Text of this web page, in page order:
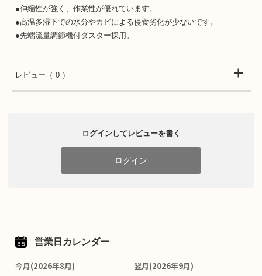
●伸縮性が強く、作業性が優れています。
●高温多湿下での水分やカビによる侵食劣化が少ないです。
●先端流量調節機付ダスター採用。
レビュー （ 0 ）
ログインしてレビューを書く
ログイン
営業日カレンダー
今月(2026年8月) 翌月(2026年9月)